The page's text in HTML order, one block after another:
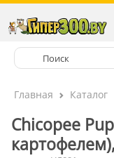
Главная Каталог
Chicopee